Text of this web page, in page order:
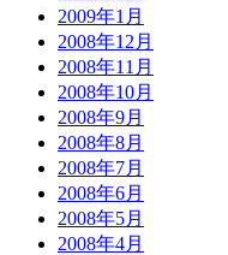
2009年1月
2008年12月
2008年11月
2008年10月
2008年9月
2008年8月
2008年7月
2008年6月
2008年5月
2008年4月